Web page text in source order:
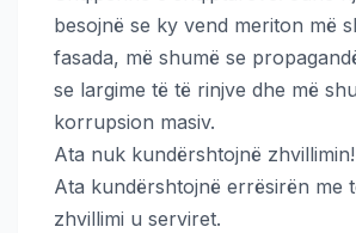
besojnë se ky vend meriton më
fasada, më shumë se
se largime të të rinjve dhe më
korrupsion masiv.
Ata nuk kundërshtojnë zhvillimin!
Ata kundërshtojnë errësirën me
zhvillimi u serviret.